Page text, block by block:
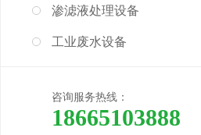
渗滤液处理设备
工业废水设备
咨询服务热线：
18665103888